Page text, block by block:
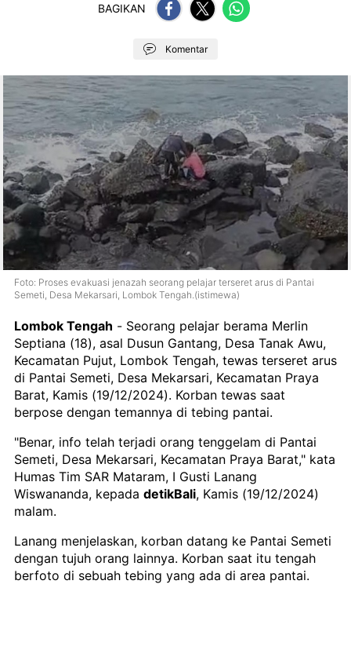
BAGIKAN
Komentar
Foto: Proses evakuasi jenazah seorang pelajar terseret arus di Pantai
Semeti, Desa Mekarsari, Lombok Tengah.(istimewa)
Lombok Tengah - Seorang pelajar berama Merlin
Septiana (18), asal Dusun Gantang, Desa Tanak Awu,
Kecamatan Pujut, Lombok Tengah, tewas terseret arus
di Pantai Semeti, Desa Mekarsari, Kecamatan Praya
Barat, Kamis (19/12/2024). Korban tewas saat
berpose dengan temannya di tebing pantai.
"Benar, info telah terjadi orang tenggelam di Pantai
Semeti, Desa Mekarsari, Kecamatan Praya Barat," kata
Humas Tim SAR Mataram, I Gusti Lanang
Wiswananda, kepada detikBali, Kamis (19/12/2024)
malam.
Lanang menjelaskan, korban datang ke Pantai Semeti
dengan tujuh orang lainnya. Korban saat itu tengah
berfoto di sebuah tebing yang ada di area pantai.